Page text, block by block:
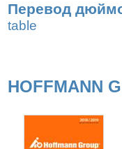
Перевод
table
HOFFMANN